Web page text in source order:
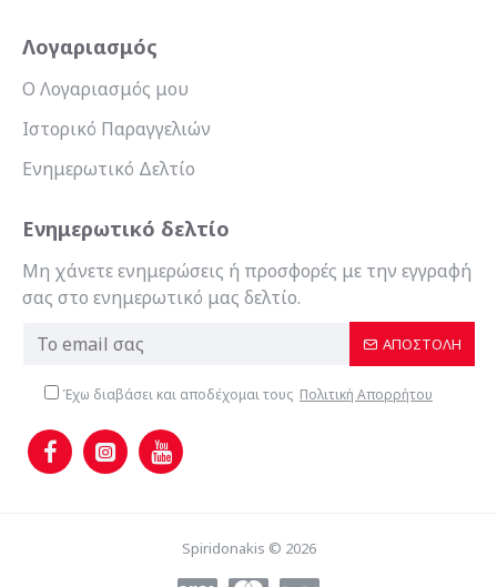
Λογαριασμός
Ο Λογαριασμός μου
Ιστορικό Παραγγελιών
Ενημερωτικό Δελτίο
Ενημερωτικό δελτίο
Μη χάνετε ενημερώσεις ή προσφορές με την εγγραφή
σας στο ενημερωτικό μας δελτίο.
ΑΠΟΣΤΟΛΉ
Έχω διαβάσει και αποδέχομαι τους Πολιτική Απορρήτου
Spiridonakis © 2026